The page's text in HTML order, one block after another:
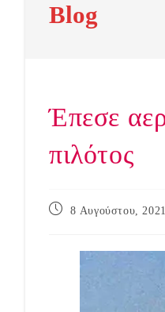
Blog
Έπεσε
πιλότος
Post
8 Αυγούστου, 2021